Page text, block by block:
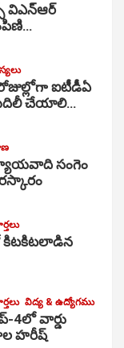
విఎన్ఆర్
ఐటీడీఏ
బదిలీ చేయాలి…
సంగెం
కిటకిటలాడిన
విద్య & ఉద్యోగము
4లో వార్డు
హరీష్